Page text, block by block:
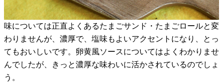
味については正直よくあるたまごサンド・たまごロールと変
わりませんが、濃厚で、塩味もよいアクセントになり、とっ
てもおいしいです。卵黄風ソースについてはよくわかりませ
んでしたが、きっと濃厚な味わいに活かされているのでしょ
う。